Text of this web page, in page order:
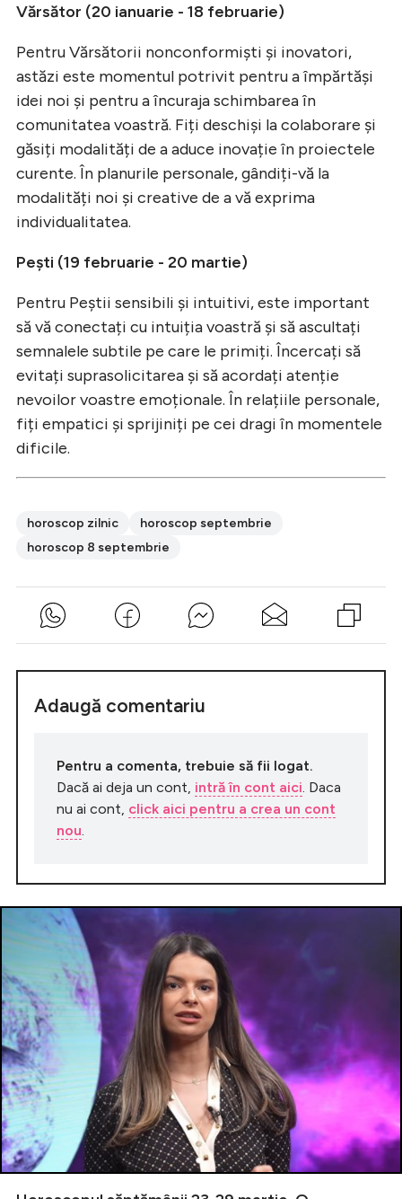
Vărsător (20 ianuarie - 18 februarie)
Pentru Vărsătorii nonconformiști și inovatori,
astăzi este momentul potrivit pentru a împărtăși
idei noi și pentru a încuraja schimbarea în
comunitatea voastră. Fiți deschiși la colaborare și
găsiți modalități de a aduce inovație în proiectele
curente. În planurile personale, gândiți-vă la
modalități noi și creative de a vă exprima
individualitatea.
Pești (19 februarie - 20 martie)
Pentru Peștii sensibili și intuitivi, este important
să vă conectați cu intuiția voastră și să ascultați
semnalele subtile pe care le primiți. Încercați să
evitați suprasolicitarea și să acordați atenție
nevoilor voastre emoționale. În relațiile personale,
fiți empatici și sprijiniți pe cei dragi în momentele
dificile.
horoscop zilnic
horoscop septembrie
horoscop 8 septembrie
Adaugă comentariu
Pentru a comenta, trebuie să fii logat.
Dacă ai deja un cont, intră în cont aici . Daca
nu ai cont, click aici pentru a crea un cont
nou